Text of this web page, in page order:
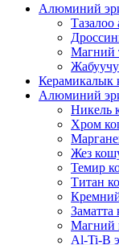
Алюминий
Магний
Керамикалык
Алюминий
Никель
Хром
Жез
Темир
Титан
Заматта
Магний
Al-Ti-B